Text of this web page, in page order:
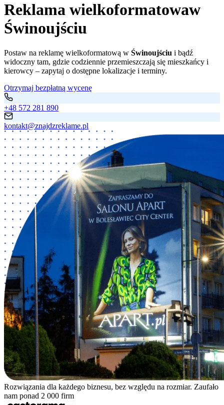
Reklama wielkoformatowaw
Świnoujściu
Postaw na reklamę wielkoformatową w Świnoujściu i bądź
widoczny tam, gdzie codziennie przemieszczają się mieszkańcy i
kierowcy – zapytaj o dostępne lokalizacje i terminy.
Otrzymaj bezpłatną wycenę
+48 572 281 890
kontakt@znajdzreklame.pl
Rozwiązania dla każdego biznesu, bez względu na rozmiar. Zaufało
nam ponad 2 000 firm